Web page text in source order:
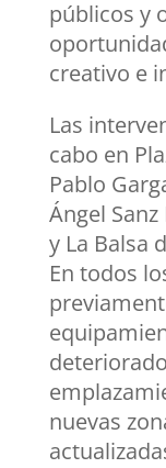
públicos y
creativo e
Las
cabo en
Pablo
Ángel
y La Balsa
En todos
nuevas